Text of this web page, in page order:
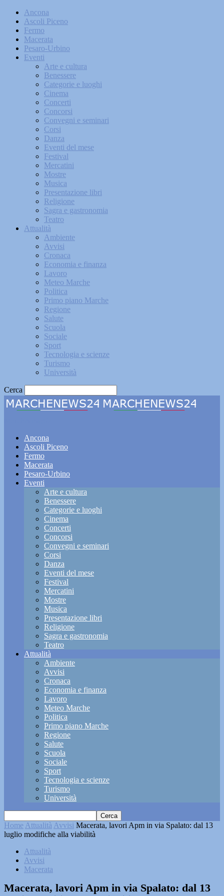
Ancona
Ascoli Piceno
Fermo
Macerata
Pesaro-Urbino
Eventi
Arte e cultura
Benessere
Categorie e luoghi
Cinema
Concerti
Concorsi
Convegni e seminari
Corsi
Danza
Eventi del mese
Festival
Mercatini
Mostre
Musica
Presentazione libri
Religione
Sagra e gastronomia
Teatro
Attualità
Ambiente
Avvisi
Cronaca
Economia e finanza
Lavoro
Meteo Marche
Politica
Primo piano Marche
Regione
Salute
Scuola
Sociale
Sport
Tecnologia e scienze
Turismo
Università
Cerca
Ancona
Ascoli Piceno
Fermo
Macerata
Pesaro-Urbino
Eventi
Arte e cultura
Benessere
Categorie e luoghi
Cinema
Concerti
Concorsi
Convegni e seminari
Corsi
Danza
Eventi del mese
Festival
Mercatini
Mostre
Musica
Presentazione libri
Religione
Sagra e gastronomia
Teatro
Attualità
Ambiente
Avvisi
Cronaca
Economia e finanza
Lavoro
Meteo Marche
Politica
Primo piano Marche
Regione
Salute
Scuola
Sociale
Sport
Tecnologia e scienze
Turismo
Università
Home Attualità Avvisi Macerata, lavori Apm in via Spalato: dal 13
luglio modifiche alla viabilità
Attualità
Avvisi
Macerata
Macerata, lavori Apm in via Spalato: dal 13